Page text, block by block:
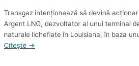
Transgaz intenţionează să devină
Argent LNG, dezvoltator al unui terminal
naturale lichefiate în Louisiana, în baza
Citește →